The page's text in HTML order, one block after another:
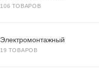
106 ТОВАРОВ
Электромонтажный
19 ТОВАРОВ